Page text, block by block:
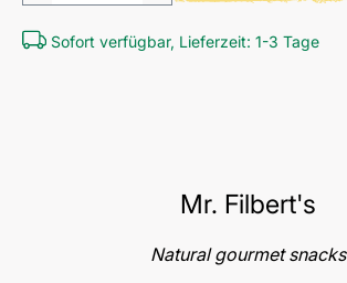
Sofort verfügbar, Lieferzeit: 1-3 Tage
Mr. Filbert's
Natural gourmet snacks